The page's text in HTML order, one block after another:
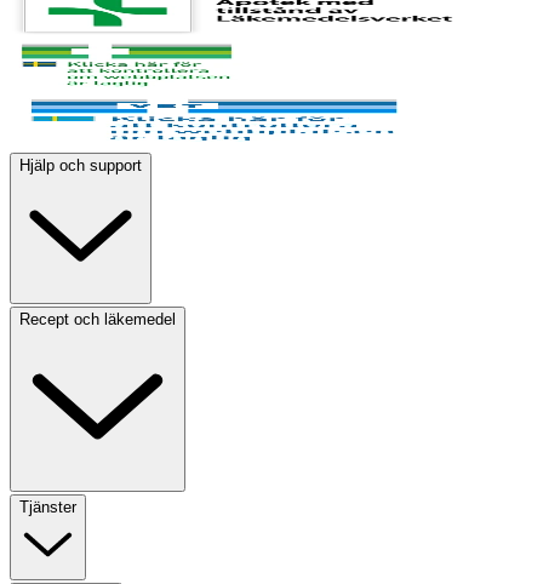
Hjälp och support
Recept och läkemedel
Tjänster